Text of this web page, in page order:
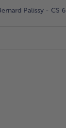
Palissy - CS